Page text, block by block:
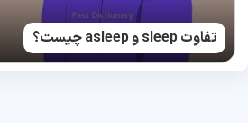
تفاوت sleep و asleep چیست؟